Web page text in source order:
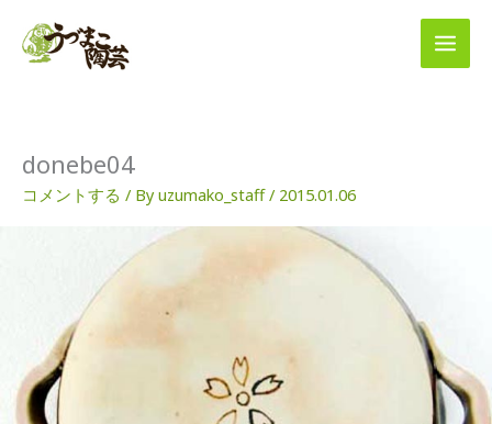
donebe04
コメントする / Byuzumako_staff/ 2015.01.06